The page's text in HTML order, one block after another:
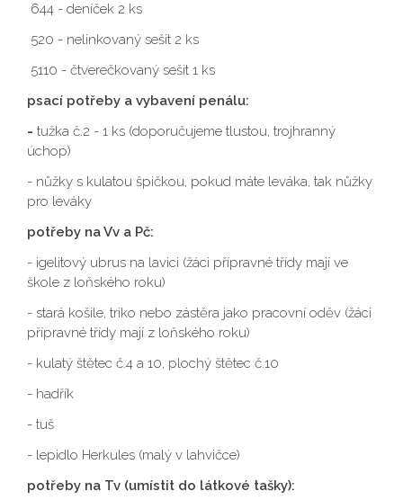
644 - deníček 2 ks
520 - nelinkovaný sešit 2 ks
5110 - čtverečkovaný sešit 1 ks
psací potřeby a vybavení penálu:
- ​​​​​​​ tužka č.2 - 1 ks (doporučujeme tlustou, trojhranný
úchop)
- nůžky s kulatou špičkou, pokud máte leváka, tak nůžky
pro leváky
​​​​​​​potřeby na Vv a Pč:
​​​​​​​- igelitový ubrus na lavici (žáci přípravné třídy mají ve
škole z loňského roku)
- stará košile, triko nebo zástěra jako pracovní oděv (žáci
přípravné třídy mají z loňského roku)
- kulatý štětec č.4 a 10, plochý štětec č.10
- hadřík
- tuš
- lepidlo Herkules (malý v lahvičce)
potřeby na Tv (umístit do látkové tašky):